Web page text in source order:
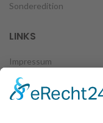
Sonderedition
LINKS
Impressum
Datenschutz
Zahlungsweisen